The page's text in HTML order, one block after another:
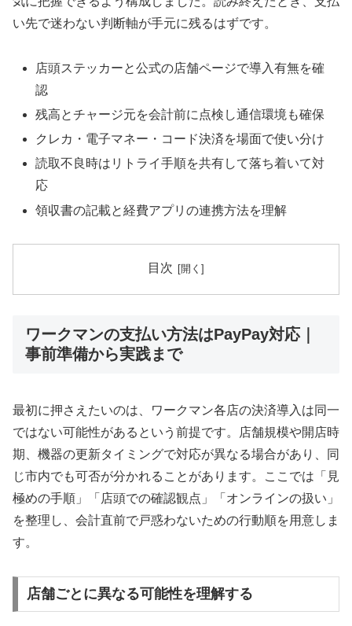
い先で迷わない判断軸が手元に残るはずです。
店頭ステッカーと公式の店舗ページで導入有無を確
認
残高とチャージ元を会計前に点検し通信環境も確保
クレカ・電子マネー・コード決済を場面で使い分け
読取不良時はリトライ手順を共有して落ち着いて対
応
領収書の記載と経費アプリの連携方法を理解
目次
ワークマンの支払い方法はPayPay対応｜
事前準備から実践まで
最初に押さえたいのは、ワークマン各店の決済導入は同一
ではない可能性があるという前提です。店舗規模や開店時
期、機器の更新タイミングで対応が異なる場合があり、同
じ市内でも可否が分かれることがあります。ここでは「見
極めの手順」「店頭での確認観点」「オンラインの扱い」
を整理し、会計直前で戸惑わないための行動順を用意しま
す。
店舗ごとに異なる可能性を理解する